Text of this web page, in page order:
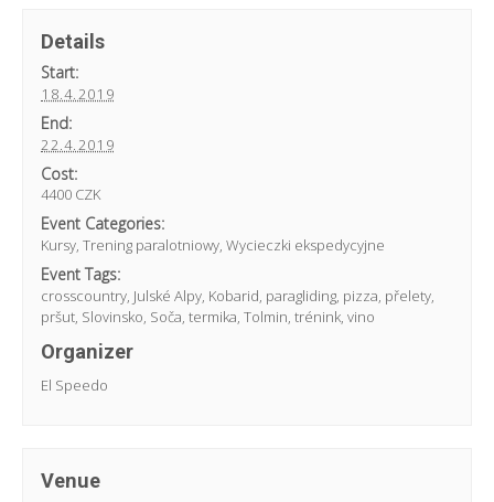
Details
Start:
18.4.2019
End:
22.4.2019
Cost:
4400 CZK
Event Categories:
Kursy,Trening paralotniowy,Wycieczki ekspedycyjne
Event Tags:
crosscountry, Julské Alpy, Kobarid, paragliding, pizza, přelety,
pršut, Slovinsko, Soča,termika,Tolmin,trénink,vino
Organizer
El Speedo
Venue